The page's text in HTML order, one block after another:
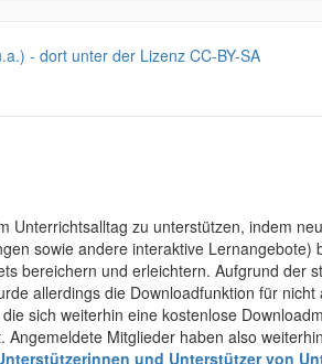
- dort unter der Lizenz CC-BY-SA
zu unterstützen, indem
sowie andere interaktive Lernangebote)
bereichern und erleichtern. Aufgrund der
allerdings die Downloadfunktion für
sich weiterhin eine kostenlose
Angemeldete Mitglieder haben also
und Unterstützer von